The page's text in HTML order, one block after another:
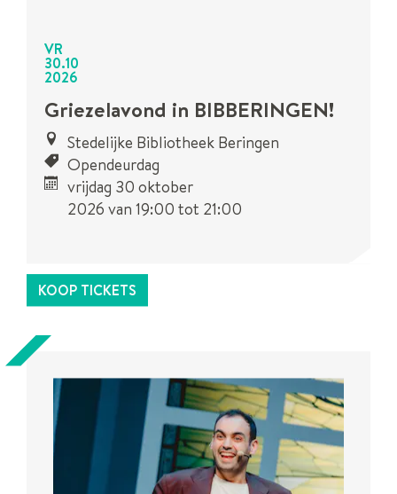
VR
30.10
2026
Griezelavond in BIBBERINGEN!
Stedelijke Bibliotheek Beringen
Opendeurdag
vrijdag 30 oktober
2026 van 19:00 tot 21:00
activiteit.
KOOP TICKETS